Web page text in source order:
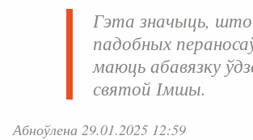
Гэта значыць,
падобных
маюць абавязку
святой Імшы.
Абноўлена 29.01.2025 12:59